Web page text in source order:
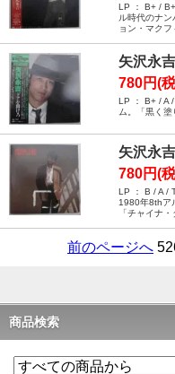
LP ： B+ /
ル時代のナ
ョン・マクフ
矢沢永
780円(
LP ： B+ / A
ム。「黒く塗
矢沢永
780円(
LP ： B / A /
1980年8thア
「チャイナ
前のページへ
商品検索